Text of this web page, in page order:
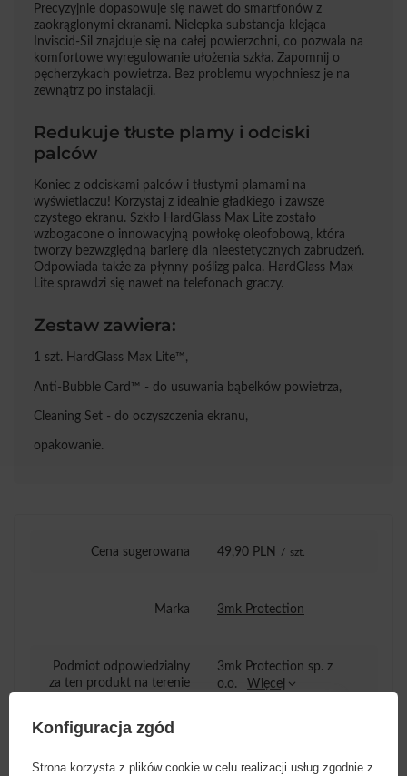
Precyzyjnie dopasowuje się nawet do smartfonów z
zaokrąglonymi ekranami. Nielepka substancja klejąca
Inviscid-Sil znajduje się na całej powierzchni, co pozwala na
komfortowe wyregulowanie ułożenia szkła. Zapomnij o
pęcherzykach powietrza. Bez problemu wypchniesz je na
zewnątrz po instalacji.
Redukuje tłuste plamy i odciski
palców
Koniec z odciskami palców i tłustymi plamami na
wyświetlaczu! Korzystaj z idealnie gładkiego i zawsze
czystego ekranu. Szkło HardGlass Max Lite zostało
wzbogacone o innowacyjną powłokę oleofobową, która
tworzy bezwzględną barierę dla nieestetycznych zabrudzeń.
Odpowiada także za płynny poślizg palca. HardGlass Max
Lite sprawdzi się nawet na telefonach graczy.
Zestaw zawiera:
1 szt. HardGlass Max Lite™,
Anti-Bubble Card™ - do usuwania bąbelków powietrza,
Cleaning Set - do oczyszczenia ekranu,
opakowanie.
Cena sugerowana 49,90 PLN / szt.
Marka 3mk Protection
Podmiot odpowiedzialny
za ten produkt na terenie
3mk Protection sp. z
o.o.
Więcej
Konfiguracja zgód
Strona korzysta z plików cookie w celu realizacji usług zgodnie z